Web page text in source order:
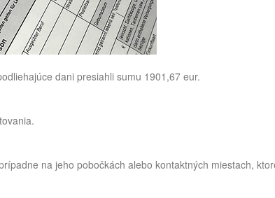
dani presiahli sumu 1901,67 eur.
na jeho pobočkách alebo kontaktných miestach,